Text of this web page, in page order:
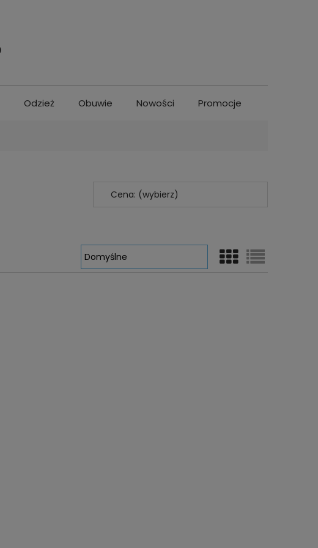
Odzież Obuwie Nowości Promocje
Cena: (wybierz)